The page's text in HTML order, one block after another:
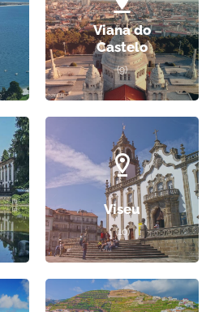
Viana do
Castelo
(9)
Viseu
(10)